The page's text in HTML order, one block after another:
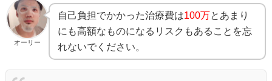
オーリー
自己負担でかかった治療費は100万とあまり
にも高額なものになるリスクもあることを忘
れないでください。